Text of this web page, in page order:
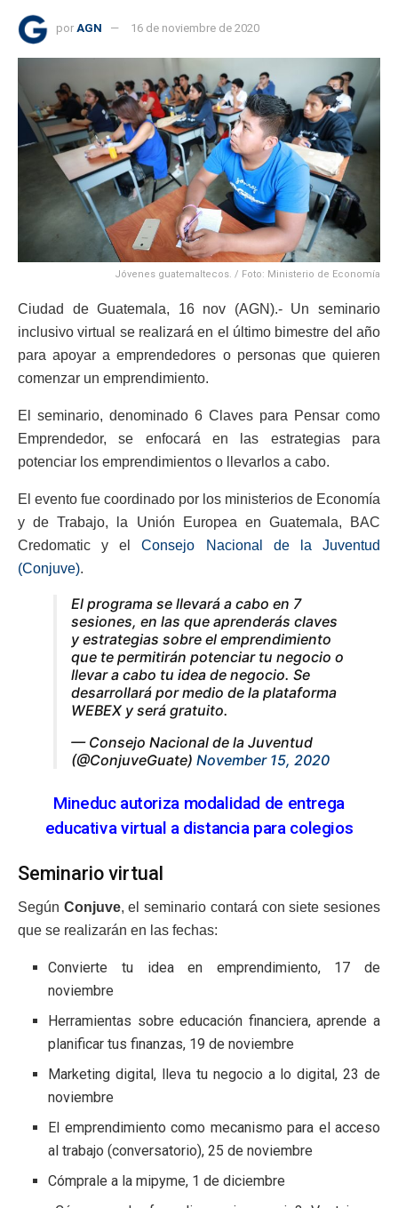
por AGN 16 de noviembre de 2020
Jóvenes guatemaltecos. / Foto: Ministerio de Economía
Ciudad de Guatemala, 16 nov (AGN).- Un seminario
inclusivo virtual se realizará en el último bimestre del año
para apoyar a emprendedores o personas que quieren
comenzar un emprendimiento.
El seminario, denominado 6 Claves para Pensar como
Emprendedor, se enfocará en las estrategias para
potenciar los emprendimientos o llevarlos a cabo.
El evento fue coordinado por los ministerios de Economía
y de Trabajo, la Unión Europea en Guatemala, BAC
Credomatic y elConsejo Nacional de la Juventud
(Conjuve).
El programa se llevará a cabo en 7
sesiones, en las que aprenderás claves
y estrategias sobre el emprendimiento
que te permitirán potenciar tu negocio o
llevar a cabo tu idea de negocio. Se
desarrollará por medio de la plataforma
WEBEX y será gratuito.
— Consejo Nacional de la Juventud
(@ConjuveGuate) November 15, 2020
Mineduc autoriza modalidad de entrega
educativa virtual a distancia para colegios
Seminario virtual
Según Conjuve, el seminario contará con siete sesiones
que se realizarán en las fechas:
Convierte tu idea en emprendimiento, 17 de
noviembre
Herramientas sobre educación financiera, aprende a
planificar tus finanzas, 19 de noviembre
Marketing digital, lleva tu negocio a lo digital, 23 de
noviembre
El emprendimiento como mecanismo para el acceso
al trabajo (conversatorio), 25 de noviembre
Cómprale a la mipyme, 1 de diciembre